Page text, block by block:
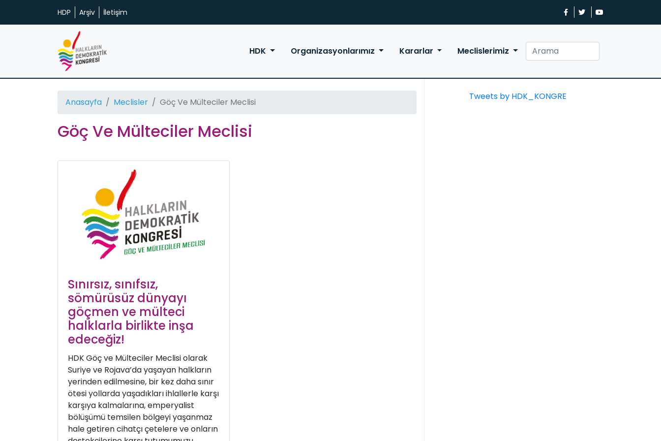
HDP Arşiv İletişim
HDK Organizasyonlarımız Kararlar Meclislerimiz
Anasayfa Meclisler Göç Ve Mülteciler Meclisi
Göç Ve Mülteciler Meclisi
Sınırsız, sınıfsız,
sömürüsüz dünyayı
göçmen ve mülteci
halklarla birlikte inşa
edeceğiz!
HDK Göç ve Mülteciler Meclisi olarak
Suriye ve Rojava’da yaşayan halkların
yerinden edilmesine, bir kez daha sınır
ötesi yollarda yaşadıkları ihlallerle karşı
karşıya kalmalarına, emperyalist
bölüşümü temsilen bölgeyi yaşanmaz
hale getiren cihatçı çetelere ve onların
Tweets by HDK_KONGRE